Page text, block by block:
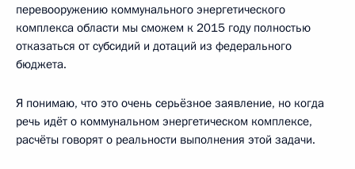
перевооружению коммунального энергетического
комплекса области мы сможем к 2015 году полностью
отказаться от субсидий и дотаций из федерального
бюджета.
Я понимаю, что это очень серьёзное заявление, но когда
речь идёт о коммунальном энергетическом комплексе,
расчёты говорят о реальности выполнения этой задачи.